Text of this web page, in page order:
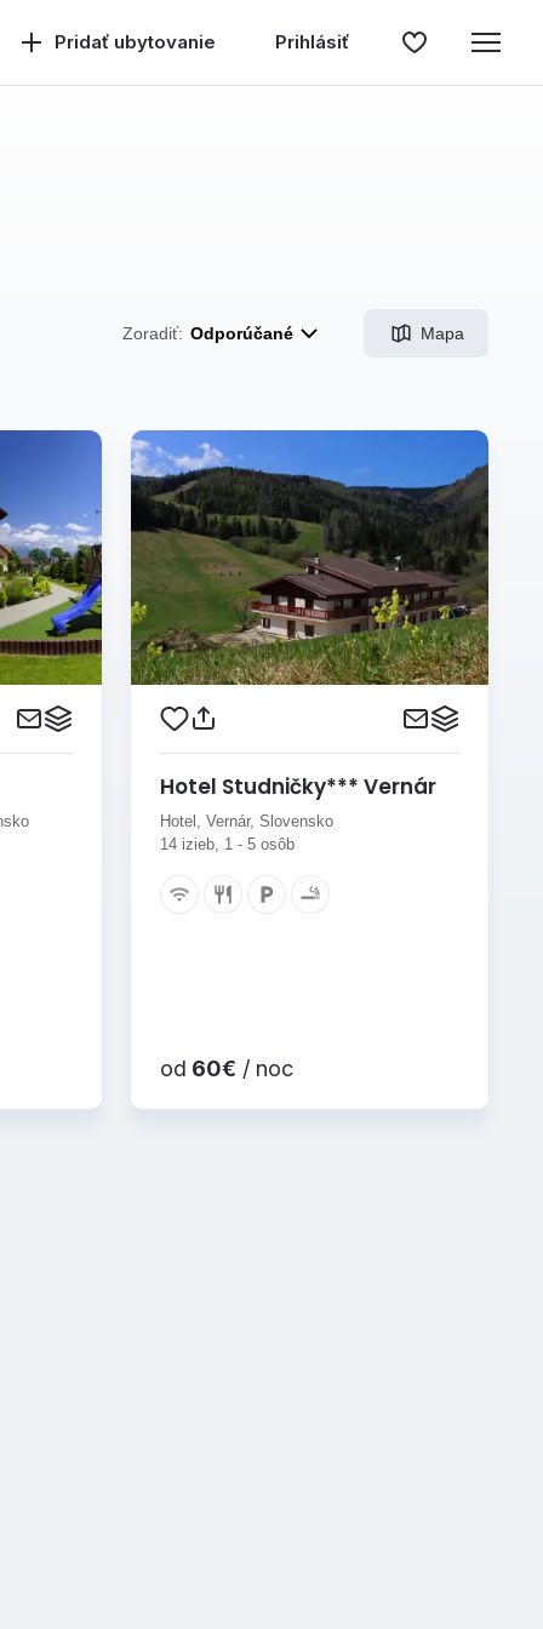
Pridať ubytovanie Prihlásiť
Zoradiť: Odporúčané Mapa
Hotel Studničky*** Vernár
Hotel, Vernár, Slovensko
14 izieb, 1 - 5 osôb
od 60€ / noc